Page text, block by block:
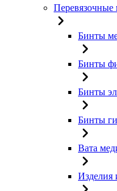
Перевязочные
Бинты
Бинты
Бинты
Бинты
Вата
Изделия